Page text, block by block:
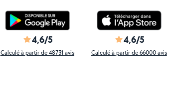
4,6/5
Calculé à partir de 48731 avis
4,6/5
Calculé à partir de 66000 avis